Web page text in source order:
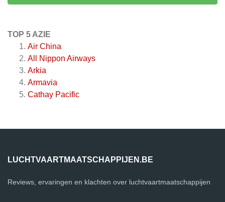
TOP 5 AZIE
Air China
All Nippon Airways
Arkia
Armavia
Cathay Pacific
LUCHTVAARTMAATSCHAPPIJEN.BE
Reviews, ervaringen en klachten over luchtvaartmaatschappijen